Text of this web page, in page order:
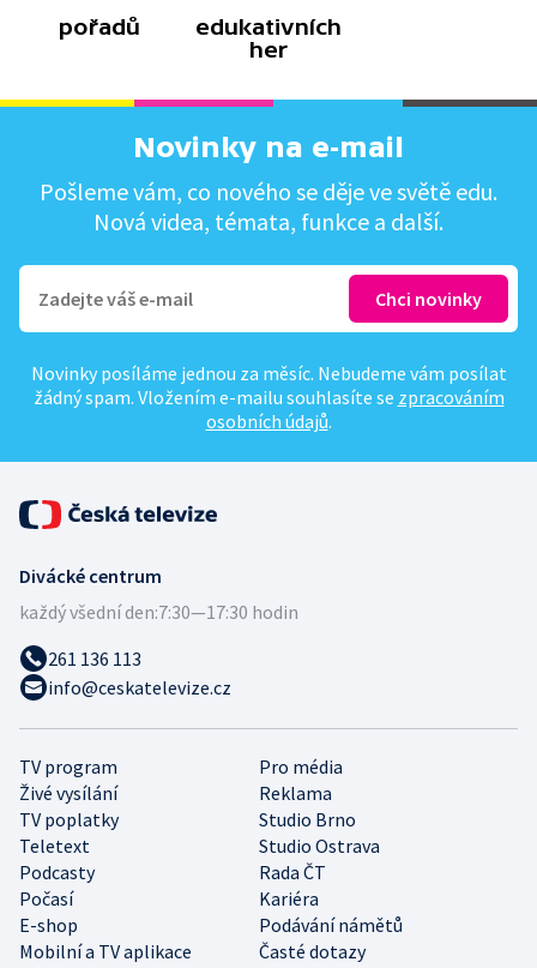
pořadů
edukativních
her
Novinky na e-mail
Pošleme vám, co nového se děje ve světě edu.
Nová videa, témata, funkce a další.
Novinky posíláme jednou za měsíc. Nebudeme vám posílat
žádný spam. Vložením e-mailu souhlasíte se zpracováním
osobních údajů.